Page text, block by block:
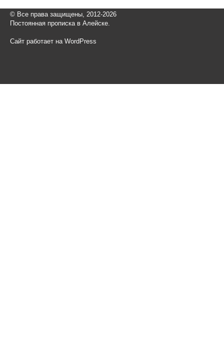
© Все права защищены, 2012-2026
Постоянная прописка в Алейске.
Сайт работает на WordPress